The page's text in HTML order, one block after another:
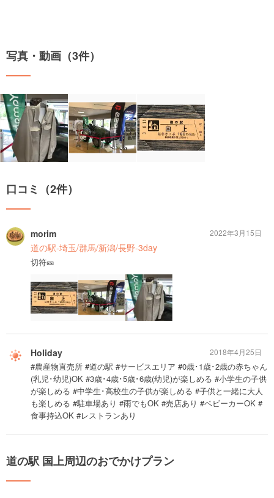
写真・動画（3件）
口コミ（2件）
morim
道の駅-埼玉/群馬/新潟/長野-3day
切符🎫
2022年3月15日
Holiday
#農産物直売所 #道の駅 #サービスエリア #0歳･1歳･2歳の赤ちゃん
(乳児･幼児)OK #3歳･4歳･5歳･6歳(幼児)が楽しめる #小学生の子供
が楽しめる #中学生･高校生の子供が楽しめる #子供と一緒に大人
も楽しめる #駐車場あり #雨でもOK #売店あり #ベビーカーOK #
食事持込OK #レストランあり
2018年4月25日
道の駅 国上周辺のおでかけプラン